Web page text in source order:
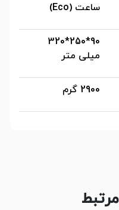
ساعت (Eco)
90*250*320
میلی متر
2900 گرم